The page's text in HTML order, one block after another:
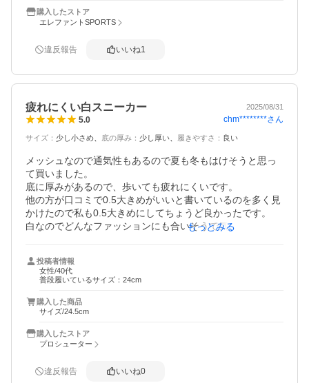
購入したストア
エレファントSPORTS
違反報告 いいね1
疲れにくい白スニーカー 2025/08/31
5.0 chm********さん
サイズ ： 少し小さめ 底の厚み ： 少し厚い 履きやすさ ： 良い
メッシュなので通気性もあるので夏も冬もはけそうと思っ
て買いました。
底に厚みがあるので、歩いても疲れにくいです。
他の方が口コミで0.5大きめがいいと書いているのを多く見
かけたので私も0.5大きめにしてちょうど良かったです。
白なのでどんなファッションにも合いそうで気に入ってま
もっとみる
投稿者情報
女性/40代
普段履いているサイズ：24cm
購入した商品
サイズ/24.5cm
購入したストア
プロシューター
違反報告 いいね0